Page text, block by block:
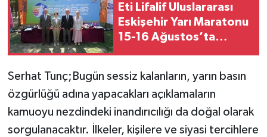
Eti Lifalif Uluslararası
Eskişehir Yarı Maratonu
15-16 Ağustos’ta
Serhat Tunç;Bugün sessiz kalanların, yarın basın
özgürlüğü adına yapacakları açıklamaların
kamuoyu nezdindeki inandırıcılığı da doğal olarak
sorgulanacaktır. İlkeler, kişilere ve siyasi tercihlere